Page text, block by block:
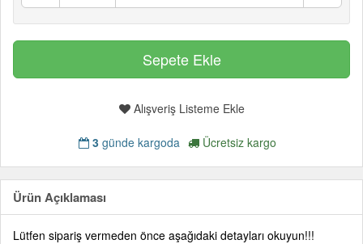
Alışveriş Listeme Ekle
3 günde kargoda Ücretsiz kargo
Ürün Açıklaması
Lütfen sipariş vermeden önce aşağıdaki detayları okuyun!!!